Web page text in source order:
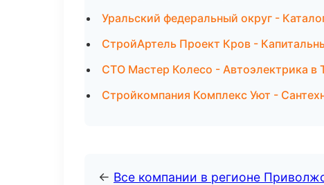
Уральский федеральный округ -
СтройАртель Проект Кров -
СТО Мастер Колесо - Автоэлектрика в
Стройкомпания Комплекс Уют -
← Все компании в регионе